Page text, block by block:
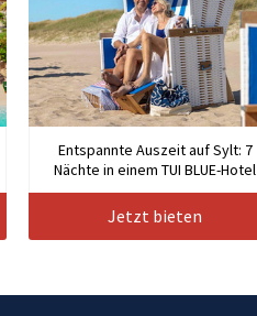
Entspannte Auszeit auf Sylt: 7
Nächte in einem TUI BLUE-Hotel
Jetzt bieten